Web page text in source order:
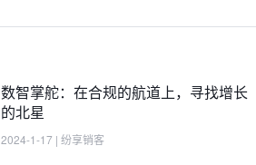
数智掌舵：在合规的航道上，寻找增长
的北星
2024-1-17 | 纷享销客